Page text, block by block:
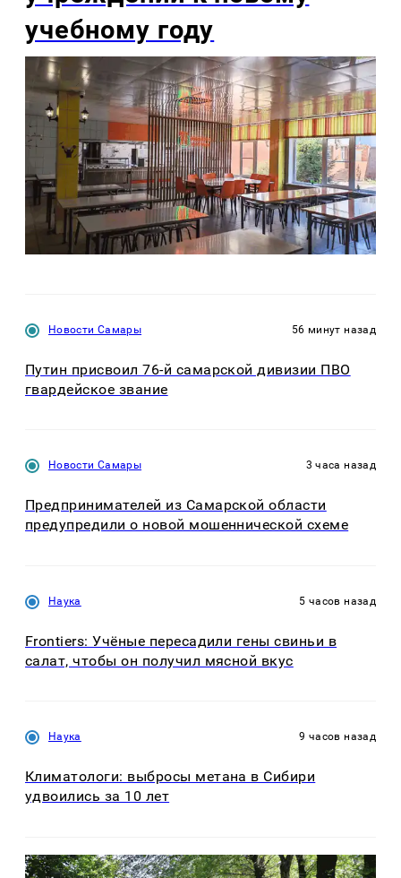
учебному году
Новости Самары 56 минут назад
Путин присвоил 76-й самарской дивизии ПВО
гвардейское звание
Новости Самары 3 часа назад
Предпринимателей из Самарской области
предупредили о новой мошеннической схеме
Наука 5 часов назад
Frontiers: Учёные пересадили гены свиньи в
салат, чтобы он получил мясной вкус
Наука 9 часов назад
Климатологи: выбросы метана в Сибири
удвоились за 10 лет